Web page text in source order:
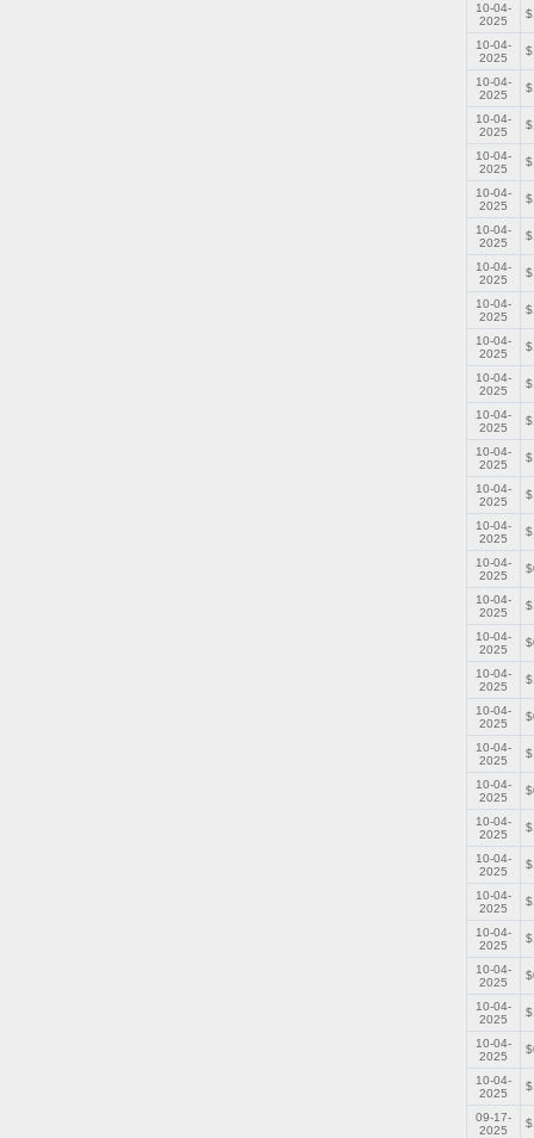
10-04-
2025
10-04-
2025
10-04-
2025
10-04-
2025
10-04-
2025
10-04-
2025
10-04-
2025
10-04-
2025
10-04-
2025
10-04-
2025
10-04-
2025
10-04-
2025
10-04-
2025
10-04-
2025
10-04-
2025
10-04-
2025
10-04-
2025
10-04-
2025
10-04-
2025
10-04-
2025
10-04-
2025
10-04-
2025
10-04-
2025
10-04-
2025
10-04-
2025
10-04-
2025
10-04-
2025
10-04-
2025
10-04-
2025
10-04-
2025
09-17-
2025